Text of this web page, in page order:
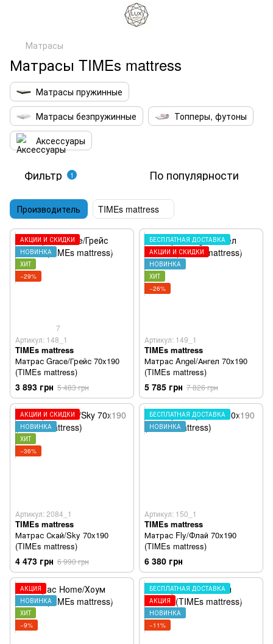
Матрасы
Матрасы TIMEs mattress
Матрасы пружинные
Матрасы безпружинные
Топперы, футоны
Аксессуары
Фильтр 1 По популярности
Производитель TIMEs mattress
АКЦИИ И СКИДКИ
НОВИНКА
ХИТ
−29%
7
Артикул: 148_1
TIMEs mattress
Матрас Grace/Грейс 70x190
(TIMEs mattress)
3 893 грн 5 483 грн
БЕСПЛАТНАЯ ДОСТАВКА
АКЦИИ И СКИДКИ
НОВИНКА
ХИТ
−26%
Артикул: 149_1
TIMEs mattress
Матрас Angel/Ангел 70x190
(TIMEs mattress)
5 785 грн 7 826 грн
АКЦИИ И СКИДКИ
НОВИНКА
ХИТ
−36%
Артикул: 2084_1
TIMEs mattress
Матрас Скай/Sky 70x190
(TIMEs mattress)
4 473 грн 6 990 грн
БЕСПЛАТНАЯ ДОСТАВКА
НОВИНКА
Артикул: 150_1
TIMEs mattress
Матрас Fly/Флай 70x190
(TIMEs mattress)
6 380 грн
АКЦИЯ
НОВИНКА
ХИТ
−9%
БЕСПЛАТНАЯ ДОСТАВКА
АКЦИЯ
НОВИНКА
−11%